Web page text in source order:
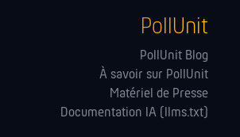
PollUnit
PollUnit Blog
À savoir sur PollUnit
Matériel de Presse
Documentation IA (llms.txt)